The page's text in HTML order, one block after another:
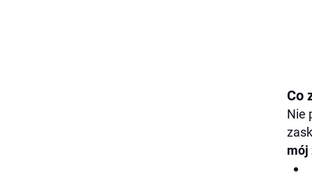
Co
Nie
mój